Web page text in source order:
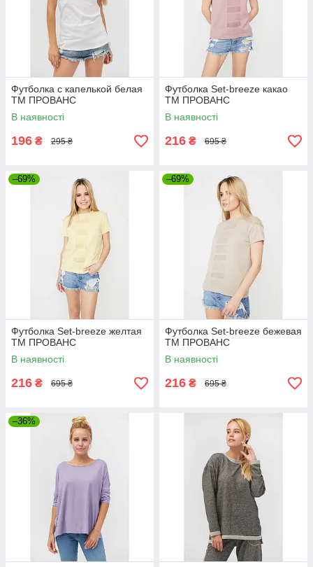
Футболка с капелькой белая
ТМ ПРОВАНС
В наявності
196 ₴ 295 ₴
Футболка Set-breeze какао
ТМ ПРОВАНС
В наявності
216 ₴ 695 ₴
–69%
Футболка Set-breeze желтая
ТМ ПРОВАНС
В наявності
216 ₴ 695 ₴
–69%
Футболка Set-breeze бежевая
ТМ ПРОВАНС
В наявності
216 ₴ 695 ₴
–36%